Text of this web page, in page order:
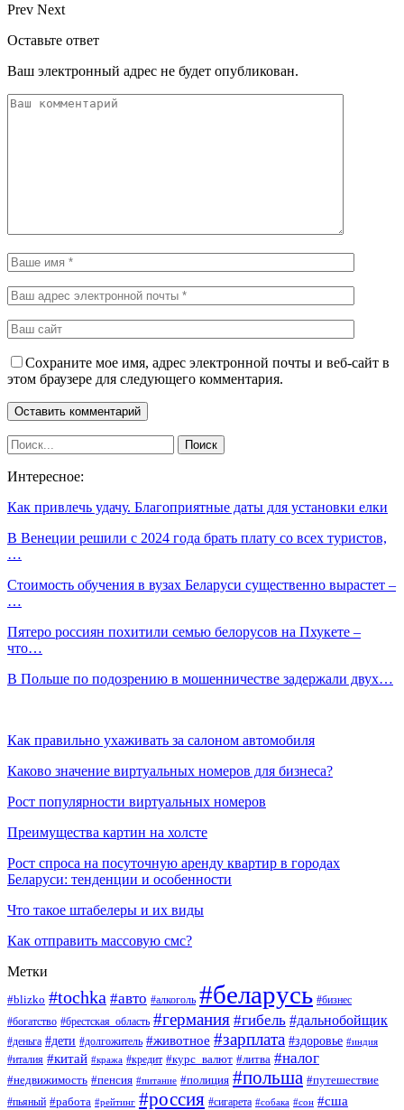
Prev Next
Оставьте ответ
Ваш электронный адрес не будет опубликован.
Сохраните мое имя, адрес электронной почты и веб-сайт в
этом браузере для следующего комментария.
Интересное:
Как привлечь удачу. Благоприятные даты для установки елки
В Венеции решили с 2024 года брать плату со всех туристов,
…
Стоимость обучения в вузах Беларуси существенно вырастет –
…
Пятеро россиян похитили семью белорусов на Пхукете –
что…
В Польше по подозрению в мошенничестве задержали двух…
Как правильно ухаживать за салоном автомобиля
Каково значение виртуальных номеров для бизнеса?
Рост популярности виртуальных номеров
Преимущества картин на холсте
Рост спроса на посуточную аренду квартир в городах
Беларуси: тенденции и особенности
Что такое штабелеры и их виды
Как отправить массовую смс?
Метки
#blizko #tochka #авто #алкоголь #беларусь #бизнес
#богатство #брестская_область #германия #гибель #дальнобойщик
#деньга #дети #долгожитель #животное #зарплата #здоровье #индия
#италия #китай #кража #кредит #курс_валют #литва #налог
#недвижимость #пенсия #питание #полиция #польша #путешествие
#пьяный #работа #рейтинг #россия #сигарета #собака #сон #сша